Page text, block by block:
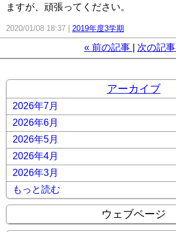
ますが、頑張ってください。
2020/01/08 18:37 2019年度3学期
« 前の記事 次の記事
アーカイブ
2026年7月
2026年6月
2026年5月
2026年4月
2026年3月
もっと読む
ウェブページ